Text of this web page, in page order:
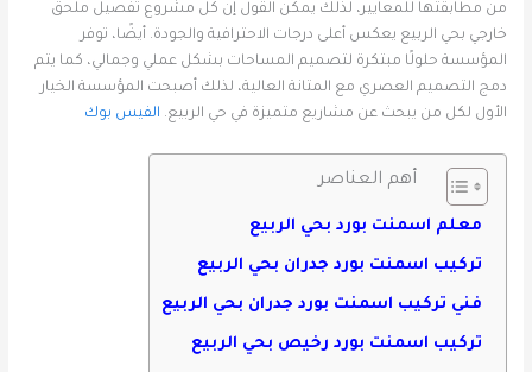
من مطابقتها للمعايير، لذلك يمكن القول إن كل مشروع تفصيل ملحق
خارجي بحي الربيع يعكس أعلى درجات الاحترافية والجودة. أيضًا، توفر
المؤسسة حلولًا مبتكرة لتصميم المساحات بشكل عملي وجمالي، كما يتم
دمج التصميم العصري مع المتانة العالية، لذلك أصبحت المؤسسة الخيار
الأول لكل من يبحث عن مشاريع متميزة في حي الربيع. الفيس بوك
أهم العناصر
معلم اسمنت بورد بحي الربيع
تركيب اسمنت بورد جدران بحي الربيع
فني تركيب اسمنت بورد جدران بحي الربيع
تركيب اسمنت بورد رخيص بحي الربيع